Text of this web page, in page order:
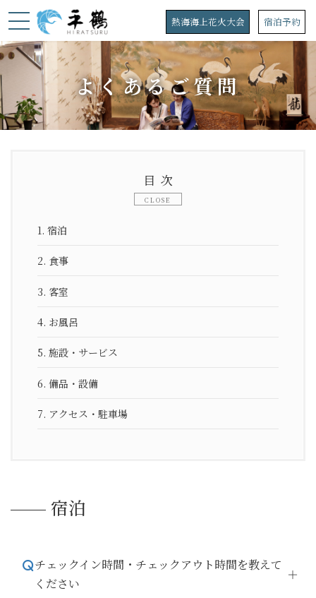
ン
ン
ツ
へ
ス
キ
ッ
プ
ビ
ー
シ
ョ
ン
に
移
動
熱海海上花火大会 宿泊予約
よくあるご質問
目次
1. 宿泊
2. 食事
3. 客室
4. お風呂
5. 施設・サービス
6. 備品・設備
7. アクセス・駐車場
宿泊
チェックイン時間・チェックアウト時間を教えて
ください